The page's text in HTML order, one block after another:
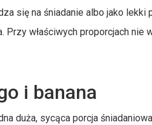
się na śniadanie albo jako lekki
właściwych proporcjach nie
i banana
duża, sycąca porcja